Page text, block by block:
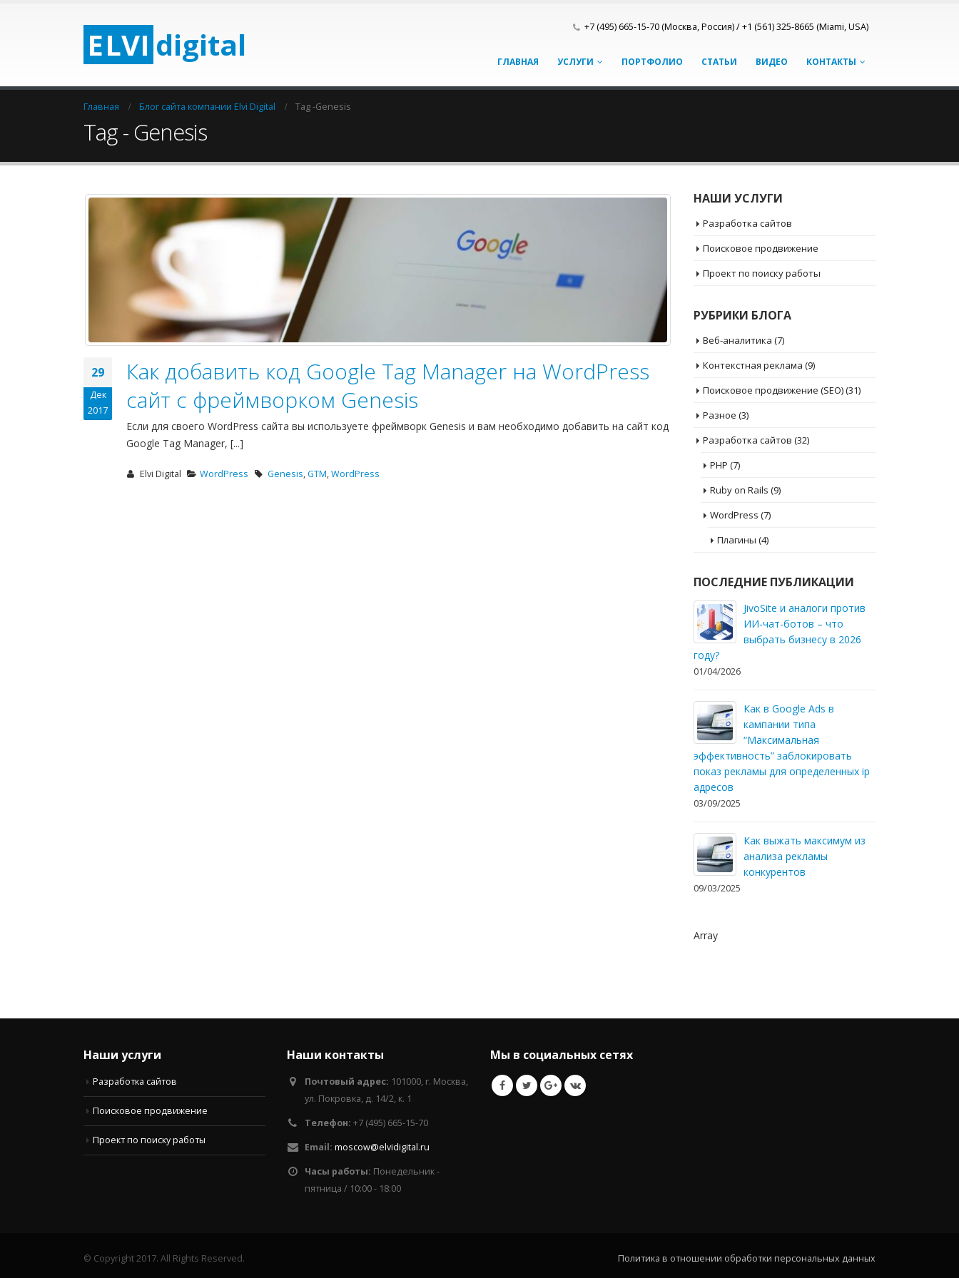
ELVI digital +7 (495) 665-15-70 (Москва, Россия) / +1 (561) 325-8665 (Miami, USA)
ГЛАВНАЯ УСЛУГИ ПОРТФОЛИО СТАТЬИ ВИДЕО КОНТАКТЫ
Главная Блог сайта компании Elvi Digital Tag -Genesis
Tag - Genesis
29
Дек
2017
Как добавить код Google Tag Manager на WordPress
сайт с фреймворком Genesis
Если для своего WordPress сайта вы используете фреймворк Genesis и вам необходимо добавить на сайт код
Google Tag Manager, [...]
Elvi Digital WordPress Genesis,GTM,WordPress
НАШИ УСЛУГИ
Разработка сайтов
Поисковое продвижение
Проект по поиску работы
РУБРИКИ БЛОГА
Веб-аналитика (7)
Контекстная реклама (9)
Поисковое продвижение (SEO)(31)
Разное (3)
Разработка сайтов (32)
PHP (7)
Ruby on Rails (9)
WordPress (7)
Плагины (4)
ПОСЛЕДНИЕ ПУБЛИКАЦИИ
JivoSite и аналоги против
ИИ-чат-ботов – что
выбрать бизнесу в 2026
году?
01/04/2026
Как в Google Ads в
кампании типа
“Максимальная
эффективность” заблокировать
показ рекламы для определенных ip
адресов
03/09/2025
Как выжать максимум из
анализа рекламы
конкурентов
09/03/2025
Array
Наши услуги
Разработка сайтов
Поисковое продвижение
Проект по поиску работы
Наши контакты
Почтовый адрес: 101000, г. Москва,
ул. Покровка, д. 14/2, к. 1
Телефон: +7 (495) 665-15-70
Email: moscow@elvidigital.ru
Часы работы: Понедельник -
пятница / 10:00 - 18:00
Мы в социальных сетях
© Copyright 2017. All Rights Reserved. Политика в отношении обработки персональных данных